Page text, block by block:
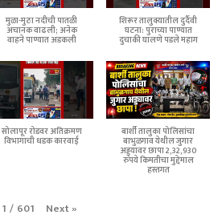
मुळा-मुठा नदीची पातळी
अचानक वाढली; अनेक
वाहने पाण्यात अडकली
शिरूर तालुक्यातील दुर्दैवी
घटना: पुराच्या पाण्यात
दुचाकी घालणे पडले महाग
सोलापूर रोडवर अतिक्रमण
विभागाची धडक कारवाई
बार्शी तालुका पोलिसांचा
बाभुळगाव येथील जुगार
अड्ड्यावर छापा 2,32,930
रुपये किमतीचा मुद्देमाल
हस्तगत
1 / 601 Next»